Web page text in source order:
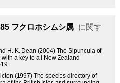
フクロホシムシ属 に関す
H. K. Dean (2004) The Sipuncula of
a key to all New Zealand
(1997) The species directory of